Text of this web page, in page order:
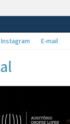
Acesso
Instagram E-mail